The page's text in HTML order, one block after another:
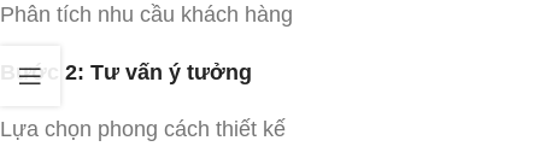
Phân tích nhu cầu khách hàng
Bước 2: Tư vấn ý tưởng
Lựa chọn phong cách thiết kế